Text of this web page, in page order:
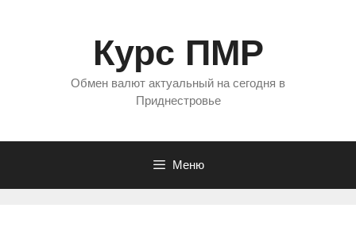
Курс ПМР
Обмен валют актуальный на сегодня в
Приднестровье
Меню